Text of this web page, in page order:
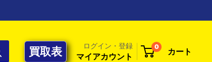
買取表 ログイン・登録
マイアカウント
0 カート